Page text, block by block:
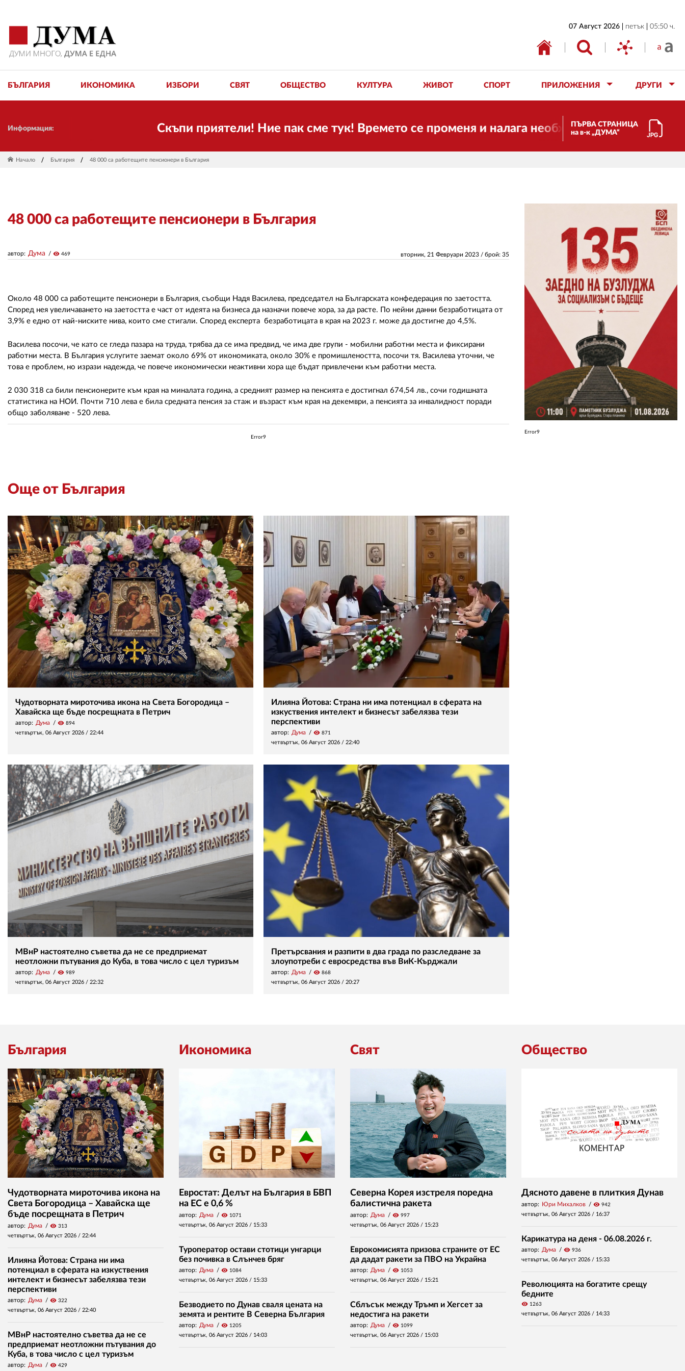
07 Август 2026 петък 05:50 ч.
БЪЛГАРИЯ ИКОНОМИКА ИЗБОРИ СВЯТ ОБЩЕСТВО КУЛТУРА ЖИВОТ СПОРТ ПРИЛОЖЕНИЯ ДРУГИ
Информация: Скъпи приятели! Ние пак сме тук! Времето се променя и налага необходимостта от
ПЪРВА СТРАНИЦА
на в-к „ДУМА“
Начало България 48 000 са работещите пенсионери в България
48 000 са работещите пенсионери в България
вторник, 21 Февруари 2023 / брой: 35
автор: Дума visibility 469
Около 48 000 са работещите пенсионери в България, съобщи Надя Василева, председател на Българската конфедерация по заетостта.
Според нея увеличаването на заетостта е част от идеята на бизнеса да назначи повече хора, за да расте. По нейни данни безработицата от
3,9% е едно от най-ниските нива, които сме стигали. Според експерта безработицата в края на 2023 г. може да достигне до 4,5%.
Василева посочи, че като се гледа пазара на труда, трябва да се има предвид, че има две групи - мобилни работни места и фиксирани
работни места. В България услугите заемат около 69% от икономиката, около 30% е промишлеността, посочи тя. Василева уточни, че
това е проблем, но изрази надежда, че повече икономически неактивни хора ще бъдат привлечени към работни места.
2 030 318 са били пенсионерите към края на миналата година, а средният размер на пенсията е достигнал 674,54 лв., сочи годишната
статистика на НОИ. Почти 710 лева е била средната пенсия за стаж и възраст към края на декември, а пенсията за инвалидност поради
общо заболяване - 520 лева.
Error9
Още от България
Чудотворната мироточива икона на Света Богородица –
Хавайска ще бъде посрещната в Петрич
автор: Дума visibility 894
четвъртък, 06 Август 2026 / 22:44
Илияна Йотова: Страна ни има потенциал в сферата на
изкуствения интелект и бизнесът забелязва тези
перспективи
автор: Дума visibility 871
четвъртък, 06 Август 2026 / 22:40
МВнР настоятелно съветва да не се предприемат
неотложни пътувания до Куба, в това число с цел туризъм
автор: Дума visibility 989
четвъртък, 06 Август 2026 / 22:32
Претърсвания и разпити в два града по разследване за
злоупотреби с евросредства във ВиК-Кърджали
автор: Дума visibility 868
четвъртък, 06 Август 2026 / 20:27
Error9
България
Чудотворната мироточива икона на
Света Богородица – Хавайска ще
бъде посрещната в Петрич
автор: Дума visibility 313
четвъртък, 06 Август 2026 / 22:44
Илияна Йотова: Страна ни има
потенциал в сферата на изкуствения
интелект и бизнесът забелязва тези
перспективи
автор: Дума visibility 322
четвъртък, 06 Август 2026 / 22:40
МВнР настоятелно съветва да не се
предприемат неотложни пътувания до
Куба, в това число с цел туризъм
автор: Дума visibility 429
Икономика
Евростат: Делът на България в БВП
на ЕС е 0,6 %
автор: Дума visibility 1071
четвъртък, 06 Август 2026 / 15:33
Туроператор остави стотици унгарци
без почивка в Слънчев бряг
автор: Дума visibility 1084
четвъртък, 06 Август 2026 / 15:33
Безводието по Дунав сваля цената на
земята и рентите В Северна България
автор: Дума visibility 1205
четвъртък, 06 Август 2026 / 14:03
Свят
Северна Корея изстреля поредна
балистична ракета
автор: Дума visibility 997
четвъртък, 06 Август 2026 / 15:23
Еврокомисията призова страните от ЕС
да дадат ракети за ПВО на Украйна
автор: Дума visibility 1053
четвъртък, 06 Август 2026 / 15:21
Сблъсък между Тръмп и Хегсет за
недостига на ракети
автор: Дума visibility 1099
четвъртък, 06 Август 2026 / 15:03
Общество
Дясното давене в плиткия Дунав
автор: Юри Михалков visibility 942
четвъртък, 06 Август 2026 / 16:37
Карикатура на деня - 06.08.2026 г.
автор: Дума visibility 936
четвъртък, 06 Август 2026 / 15:33
Революцията на богатите срещу
бедните
visibility 1263
четвъртък, 06 Август 2026 / 14:33
ИКОНОМИКА
ОБЩЕСТВО
АВТОРИ
РЕДАКЦИЯ
РЕКЛАМА
АБОНАМЕНТ
УСЛОВИЯ ЗА ПОЛЗВАНЕ
ПОЛИТИКА ЗА БИСКВИТКИТЕ
ПОЛИТИКАТА ЗА